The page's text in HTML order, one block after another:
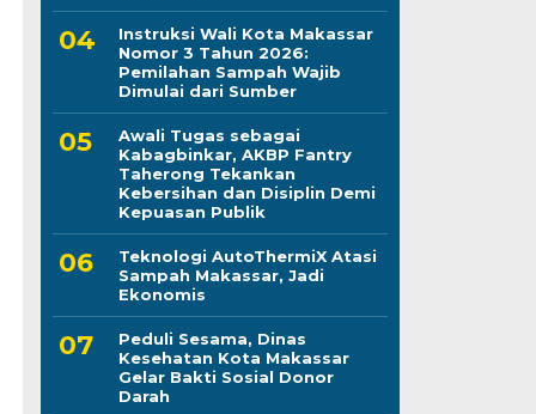
Instruksi Wali Kota Makassar
Nomor 3 Tahun 2026:
Pemilahan Sampah Wajib
Dimulai dari Sumber
Awali Tugas sebagai
Kabagbinkar, AKBP Fantry
Taherong Tekankan
Kebersihan dan Disiplin Demi
Kepuasan Publik
Teknologi AutoThermiX Atasi
Sampah Makassar, Jadi
Ekonomis
Peduli Sesama, Dinas
Kesehatan Kota Makassar
Gelar Bakti Sosial Donor
Darah